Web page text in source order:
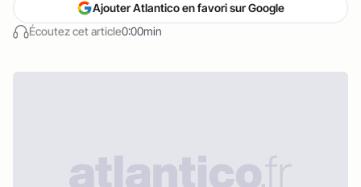
Écoutez cet article0:00min
Ajouter Atlantico en favori sur Google